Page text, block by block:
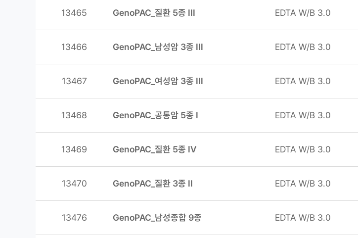
13465 GenoPAC_질환 5종 III EDTA W/B 3.0
13466 GenoPAC_남성암 3종 III EDTA W/B 3.0
13467 GenoPAC_여성암 3종 III EDTA W/B 3.0
13468 GenoPAC_공통암 5종 I EDTA W/B 3.0
13469 GenoPAC_질환 5종 IV EDTA W/B 3.0
13470 GenoPAC_질환 3종 II EDTA W/B 3.0
13476 GenoPAC_남성종합 9종 EDTA W/B 3.0